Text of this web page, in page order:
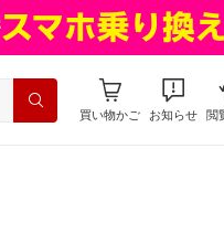
買い物かご お知らせ 閲